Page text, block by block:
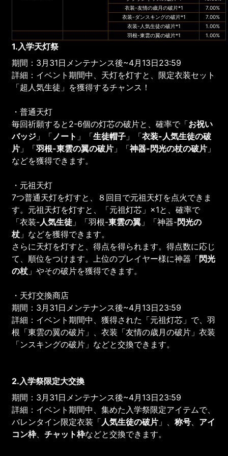
衣装-友情の歳月の破片*1
7.00%
衣装-ダンスキングの破片*1
7.00%
衣装-人気生徒の破片*1
1.00%
羽根-東雲の翼の破片*1
1.00%
1.入学天灯祭
期間：3月31日メンテナンス後~4月13日23:59
詳細：イベント期間中、天灯を灯すと、限定衣装セット
「超人気生徒」を獲得するチャンス！
・普通天灯
毎回祈願すると2-6個の灯芯の破片と、確率で「お祝い
バッジ 」「 ノート 」「生徒帽子 」「衣装- 人気生徒の破
片 」「羽根-東雲の翼の破片 」「神器-閃光の杖の破片 」
などを獲得できます。
・元祖天灯
7つ普通天灯を灯すと、８回目で元祖天灯を点火できま
す。元祖天灯を灯すと、「元祖灯芯」×1と、確率で
「衣装-人気生徒 」「羽根-東雲の翼 」「神器-閃光の
杖 」などを獲得できます。
さらに天灯を灯すと、得点を得られます。得点数に応じ
て、順位をつけます。上位のプレイヤー様に神器「閃光
の杖 」やその破片を獲得できます。
・天灯交換商店
期間：3月31日メンテナンス後~4月13日23:59
詳細：イベント期間中、獲得された「元祖灯芯」で、羽
根「東雲の翼の破片」、衣装「友情の歳月の破片」衣装
「ンスキングの破片」などと交換できます。
2.入学祭限定大交換
期間：3月31日メンテナンス後~4月13日23:59
詳細：イベント期間中、集めた入学祭限定アイテムで、
バレンタイン限定衣装「 人気生徒の破片 」、称号
アイ
コン枠、チャット枠などと交換できます。